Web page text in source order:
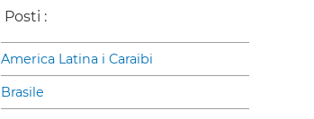
Posti :
America Latina i Caraibi
Brasile